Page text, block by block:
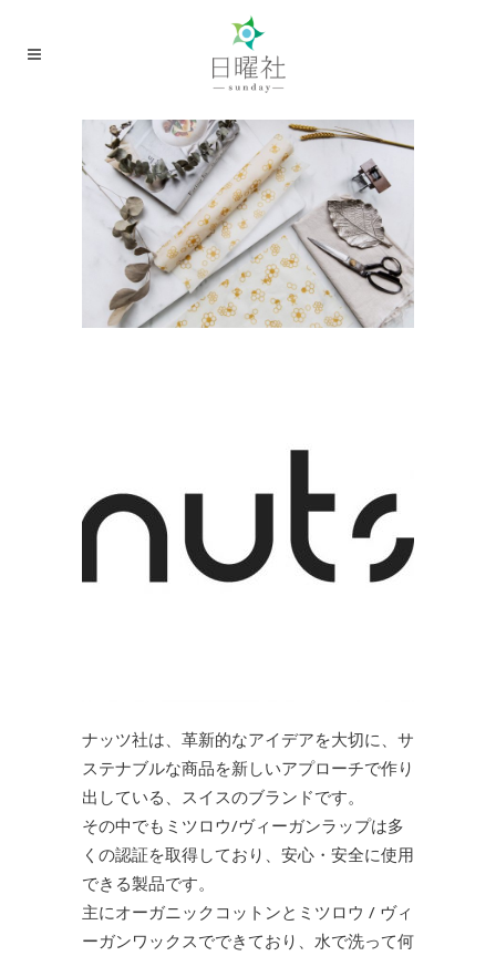
ナッツ社は、革新的なアイデアを大切に、サ
ステナブルな商品を新しいアプローチで作り
出している、スイスのブランドです。
その中でもミツロウ/ヴィーガンラップは多
くの認証を取得しており、安心・安全に使用
できる製品です。
主にオーガニックコットンとミツロウ / ヴィ
ーガンワックスでできており、水で洗って何